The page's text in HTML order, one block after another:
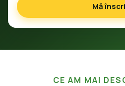
Mă
CE AM MAI